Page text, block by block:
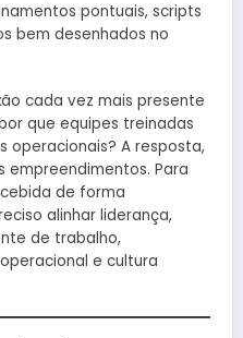
pontuais, scripts
bem desenhados no
cada vez mais presente
que equipes treinadas
operacionais? A resposta,
Para
de forma
alinhar liderança,
de trabalho,
e cultura